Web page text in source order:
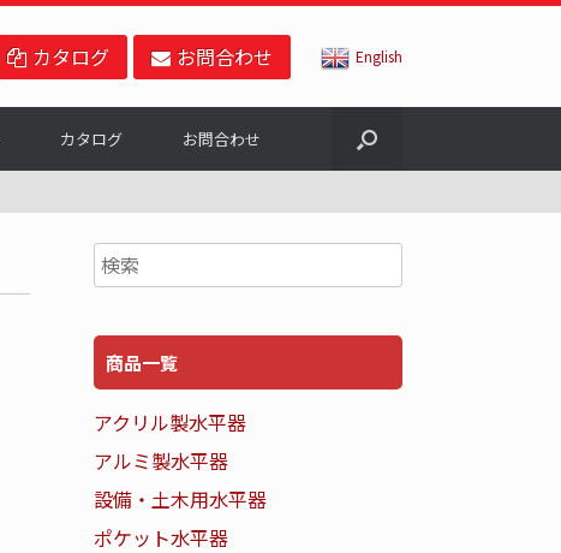
カタログ お問合わせ English
カタログ お問合わせ
商品一覧
アクリル製水平器
アルミ製水平器
設備・土木用水平器
ポケット水平器